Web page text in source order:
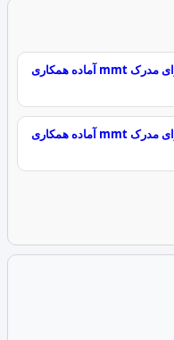
پزشک عمومی هستم دارای مدرک mmt آماده همکاری
پزشک عمومی هستم دارای مدرک mmt آماده همکاری